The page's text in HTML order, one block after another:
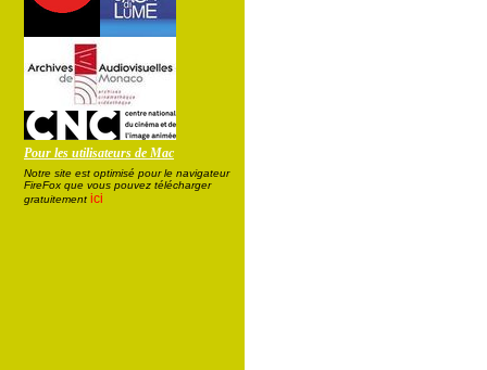
Pour les utilisateurs de Mac
Notre site est optimisé pour le navigateur
FireFox que vous pouvez télécharger
gratuitement ici